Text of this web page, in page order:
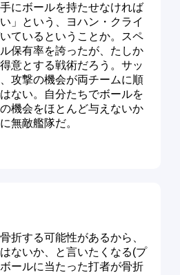
にボールを持たせなければ
」という、ヨハン・クライ
ているということか。スペ
保有率を誇ったが、たしか
意とする戦術だろう。サッ
攻撃の機会が両チームに順
ない。自分たちでボールを
機会をほとんど与えないか
無敵艦隊だ。
折する可能性があるから、
ないか、と言いたくなる(プ
ールに当たった打者が骨折